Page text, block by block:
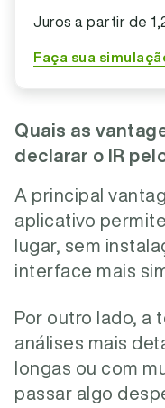
Juros a partir de
Faça sua
Quais as
declarar o IR
A principal
aplicativo
lugar, sem
interface mais
Por outro lado, a
análises mais
longas ou com
passar algo